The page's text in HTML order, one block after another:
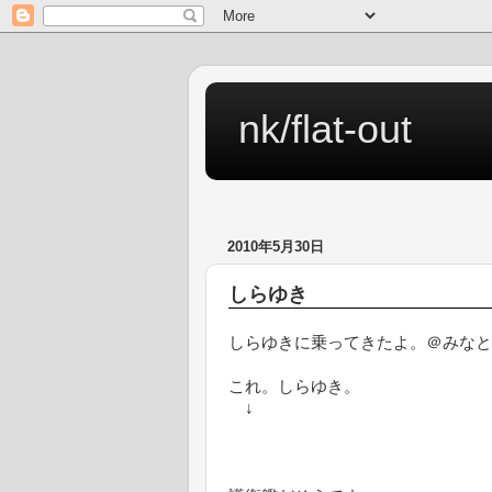
nk/flat-out
2010年5月30日
しらゆき
しらゆきに乗ってきたよ。＠みな
これ。しらゆき。
↓